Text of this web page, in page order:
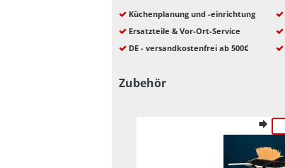
Küchenplanung und -einrichtung
Ersatzteile & Vor-Ort-Service
DE - versandkostenfrei ab 500€
Zubehör